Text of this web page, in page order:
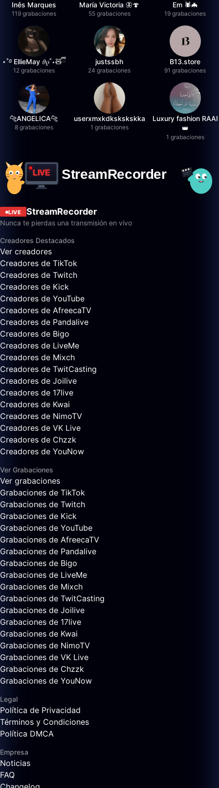
Inês Marques
119 grabaciones
María Victoria 🦋🍄
55 grabaciones
Em 🕷️🦇
19 grabaciones
⋆˚࿔ EllieMay 𝜗𝜚˚⋆🧸ྀི
12 grabaciones
justssbh
24 grabaciones
B13.store
91 grabaciones
🐆ANGELICA🐆
8 grabaciones
userxmxkdkskskskka
1 grabaciones
Luxury fashion RAAI
👑
1 grabaciones
LIVE StreamRecorder
Nunca te pierdas una transmisión en vivo
Creadores Destacados
Ver creadores
Creadores de TikTok
Creadores de Twitch
Creadores de Kick
Creadores de YouTube
Creadores de AfreecaTV
Creadores de Pandalive
Creadores de Bigo
Creadores de LiveMe
Creadores de Mixch
Creadores de TwitCasting
Creadores de Joilive
Creadores de 17live
Creadores de Kwai
Creadores de NimoTV
Creadores de VK Live
Creadores de Chzzk
Creadores de YouNow
Ver Grabaciones
Ver grabaciones
Grabaciones de TikTok
Grabaciones de Twitch
Grabaciones de Kick
Grabaciones de YouTube
Grabaciones de AfreecaTV
Grabaciones de Pandalive
Grabaciones de Bigo
Grabaciones de LiveMe
Grabaciones de Mixch
Grabaciones de TwitCasting
Grabaciones de Joilive
Grabaciones de 17live
Grabaciones de Kwai
Grabaciones de NimoTV
Grabaciones de VK Live
Grabaciones de Chzzk
Grabaciones de YouNow
Legal
Política de Privacidad
Términos y Condiciones
Política DMCA
Empresa
Noticias
FAQ